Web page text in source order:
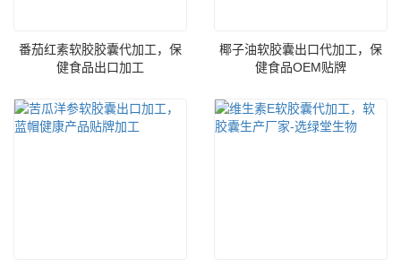
番茄红素软胶胶囊代加工，保
健食品出口加工
椰子油软胶囊出口代加工，保
健食品OEM贴牌